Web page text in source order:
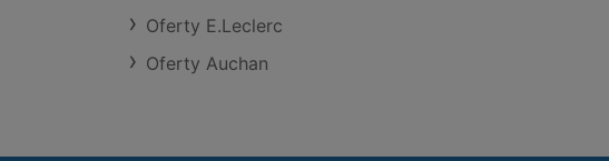
Oferty E.Leclerc
Oferty Auchan